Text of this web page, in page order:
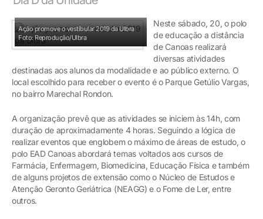
Ação promove o vestibular 2019 da Ulbra
Foto: Reprodução/Ulbra
Neste sábado, 20, o polo
de educação a distância
de Canoas realizará
diversas atividades
destinadas aos alunos da modalidade e ao público externo. O
local escolhido para receber o evento é o Parque Getúlio Vargas,
no bairro Marechal Rondon.
A organização prevê que as atividades se iniciem às 14h, com
duração de aproximadamente 4 horas. Seguindo a lógica de
realizar eventos que englobem o máximo de áreas de estudo, o
polo EAD Canoas abordará temas voltados aos cursos de
Farmácia, Enfermagem, Biomedicina, Educação Física e também
de alguns projetos de extensão como o Núcleo de Estudos e
Atenção Geronto Geriátrica (NEAGG) e o Fome de Ler, entre
outros.